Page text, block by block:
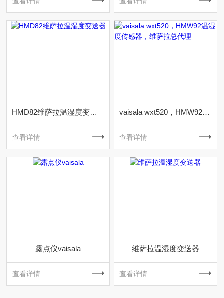
HMD82维萨拉温湿度变送器
查看详情
vaisala wxt520​，HMW92温湿度传感器，维萨拉总代理
查看详情
露点仪vaisala​
查看详情
维萨拉温湿度变送器
查看详情